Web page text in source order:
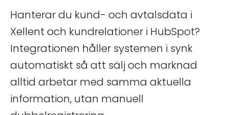
Hanterar du kund- och avtalsdata i
Xellent och kundrelationer i HubSpot?
Integrationen håller systemen i synk
automatiskt så att sälj och marknad
alltid arbetar med samma aktuella
information, utan manuell